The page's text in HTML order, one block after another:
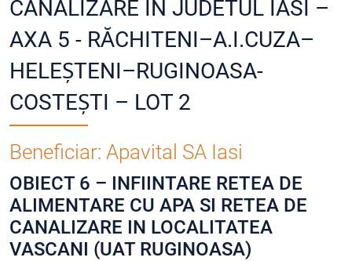
CANALIZARE ÎN JUDETUL IASI –
AXA 5 - RĂCHITENI–A.I.CUZA–
HELEȘTENI–RUGINOASA-
COSTEȘTI – LOT 2
Beneficiar: Apavital SA Iasi
OBIECT 6 – INFIINTARE RETEA DE
ALIMENTARE CU APA SI RETEA DE
CANALIZARE IN LOCALITATEA
VASCANI (UAT RUGINOASA)